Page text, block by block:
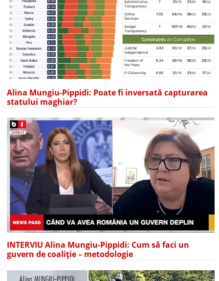
Alina Mungiu-Pippidi: Poate fi inversată capturarea
statului maghiar?
INTERVIU Alina Mungiu-Pippidi: Cum să faci un
guvern de coaliție – metodologie